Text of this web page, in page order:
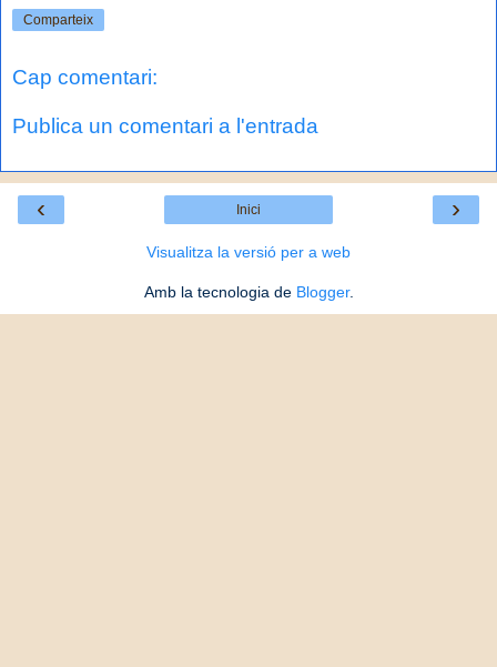
Comparteix
Cap comentari:
Publica un comentari a l'entrada
‹ ›
Inici
Visualitza la versió per a web
Amb la tecnologia de Blogger.